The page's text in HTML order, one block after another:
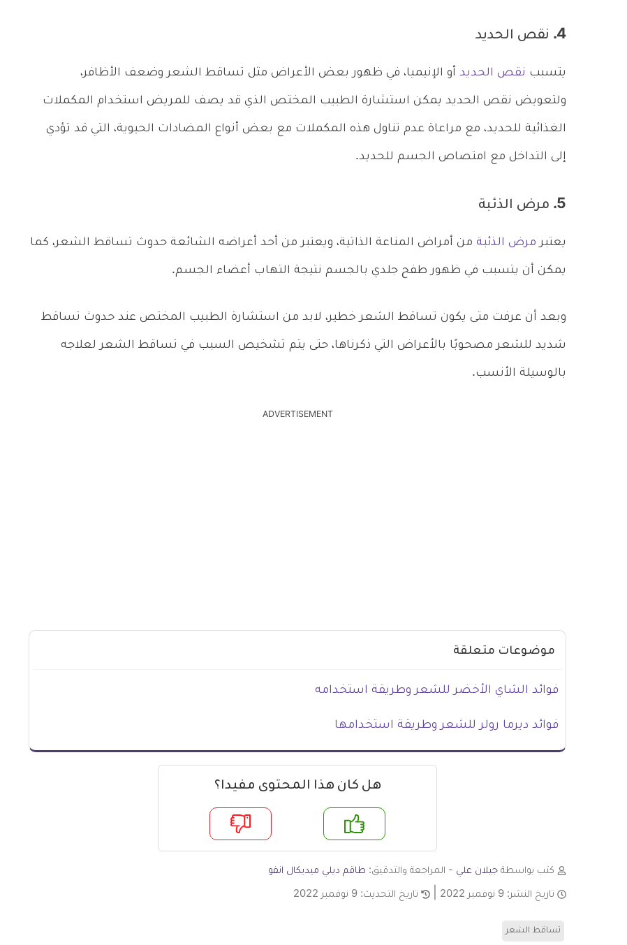
4. نقص الحديد
يتسبب نقص الحديد أو الإنيميا، في ظهور بعض الأعراض مثل تساقط الشعر وضعف الأظافر،
ولتعويض نقص الحديد يمكن استشارة الطبيب المختص الذي قد يصف للمريض استخدام المكملات
الغذائية للحديد، مع مراعاة عدم تناول هذه المكملات مع بعض أنواع المضادات الحيوية، التي قد تؤدي
إلى التداخل مع امتصاص الجسم للحديد.
5. مرض الذئبة
يعتبر مرض الذئبة من أمراض المناعة الذاتية، ويعتبر من أحد أعراضه الشائعة حدوث تساقط الشعر، كما
يمكن أن يتسبب في ظهور طفح جلدي بالجسم نتيجة التهاب أعضاء الجسم.
وبعد أن عرفت متى يكون تساقط الشعر خطير، لابد من استشارة الطبيب المختص عند حدوث تساقط
شديد للشعر مصحوبًا بالأعراض التي ذكرناها، حتى يتم تشخيص السبب في تساقط الشعر لعلاجه
بالوسيلة الأنسب.
ADVERTISEMENT
موضوعات متعلقة
فوائد الشاي الأخضر للشعر وطريقة استخدامه
فوائد ديرما رولر للشعر وطريقة استخدامها
هل كان هذا المحتوى مفيدا؟
لا
كتب بواسطة جيلان علي - المراجعة والتدقيق: طاقم ديلي ميديكال انفو
تاريخ النشر: 9 نوفمبر 2022 تاريخ التحديث: 9 نوفمبر 2022
تساقط الشعر